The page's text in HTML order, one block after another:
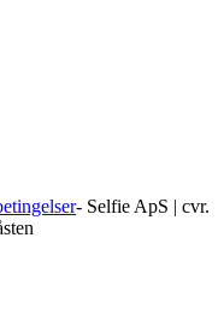
- Selfie ApS | cvr.